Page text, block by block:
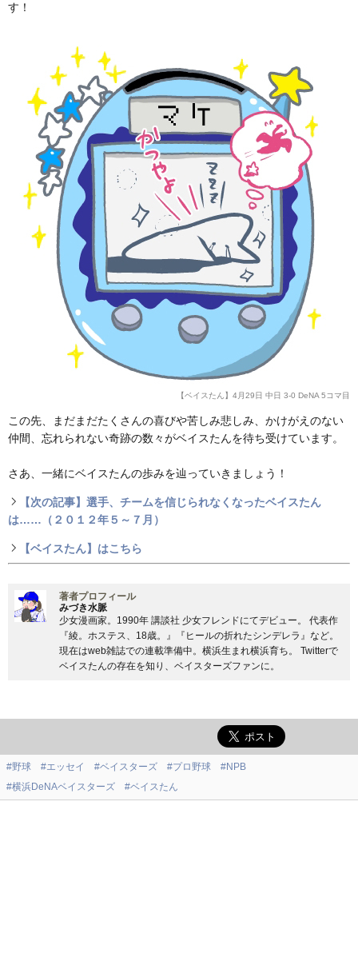
す！
【ベイスたん】4月29日 中日 3-0 DeNA 5コマ目
この先、まだまだたくさんの喜びや苦しみ悲しみ、かけがえのない
仲間、忘れられない奇跡の数々がベイスたんを待ち受けています。
さあ、一緒にベイスたんの歩みを辿っていきましょう！
【次の記事】選手、チームを信じられなくなったベイスたん
は……（２０１２年５～７月）
【ベイスたん】はこちら
著者プロフィール
みづき水脈
少女漫画家。1990年 講談社 少女フレンドにてデビュー。 代表作
『綾。ホステス、18歳。』『ヒールの折れたシンデレラ』など。
現在はweb雑誌での連載準備中。横浜生まれ横浜育ち。 Twitterで
ベイスたんの存在を知り、ベイスターズファンに。
#野球 #エッセイ #ベイスターズ #プロ野球
#NPB
#横浜DeNAベイスターズ
#ベイスたん